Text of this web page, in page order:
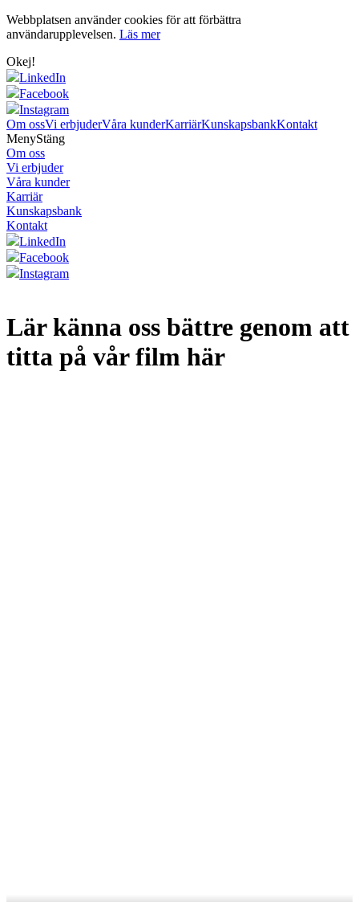
Webbplatsen använder cookies för att förbättra
användarupplevelsen. Läs mer
Okej!
LinkedIn
Facebook
Instagram
Om ossVi erbjuderVåra kunderKarriärKunskapsbankKontakt
MenyStäng
Om oss
Vi erbjuder
Våra kunder
Karriär
Kunskapsbank
Kontakt
LinkedIn
Facebook
Instagram
Lär känna oss bättre genom att
titta på vår film här